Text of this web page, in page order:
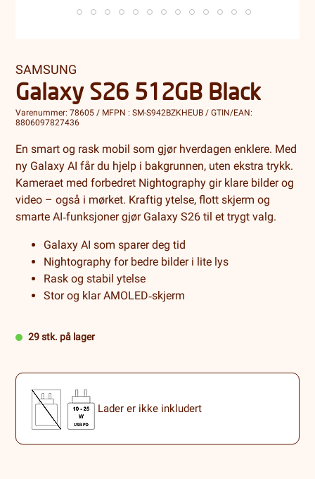
SAMSUNG
Galaxy S26 512GB Black
Varenummer: 78605 / MFPN : SM-S942BZKHEUB / GTIN/EAN:
8806097827436
En smart og rask mobil som gjør hverdagen enklere. Med
ny Galaxy AI får du hjelp i bakgrunnen, uten ekstra trykk.
Kameraet med forbedret Nightography gir klare bilder og
video – også i mørket. Kraftig ytelse, flott skjerm og
smarte AI‑funksjoner gjør Galaxy S26 til et trygt valg.
Galaxy AI som sparer deg tid
Nightography for bedre bilder i lite lys
Rask og stabil ytelse
Stor og klar AMOLED‑skjerm
29 stk. på lager
Lader er ikke inkludert